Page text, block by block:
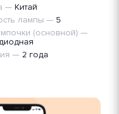
— Китай
лампы — 5
(основной) —
— 2 года